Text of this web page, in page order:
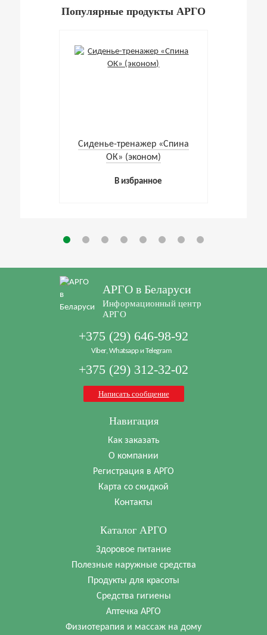
Популярные продукты АРГО
Cиденье-тренажер «Спина
ОК» (эконом)
В избранное
АРГО в Беларуси
Информационный центр
АРГО
+375 (29) 646-98-92
Viber, Whatsapp и Telegram
+375 (29) 312-32-02
Написать сообщение
Навигация
Как заказать
О компании
Регистрация в АРГО
Карта со скидкой
Контакты
Каталог АРГО
Здоровое питание
Полезные наружные средства
Продукты для красоты
Средства гигиены
Аптечка АРГО
Физиотерапия и массаж на дому